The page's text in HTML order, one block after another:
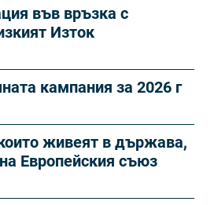
във връзка с
Изток
кампания за 2026 г
живеят в държава,
Европейския съюз